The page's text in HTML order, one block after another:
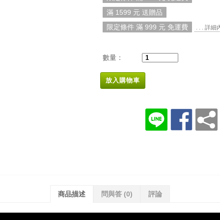
滿 1599 元 送贈品
限定條件 滿 999 元 免運費
. . . 詳細
數量：
放入購物車
商品描述 問與答 (0) 評論